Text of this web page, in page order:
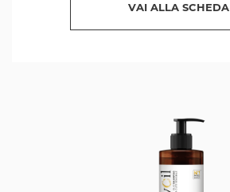
VAI ALLA SCHEDA